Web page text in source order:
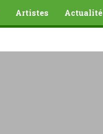
Artistes Actualité